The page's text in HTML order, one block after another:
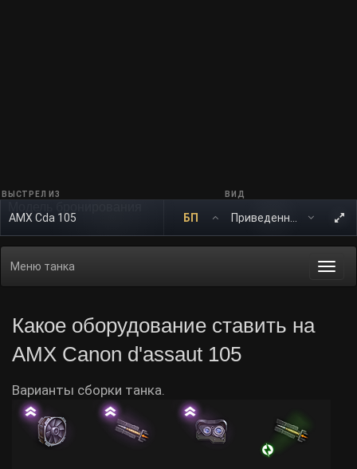
ВЫСТРЕЛ ИЗ
AMX Cda 105 БП
ВИД
Меню танка
Какое оборудование ставить на
AMX Canon d'assaut 105
Варианты сборки танка.